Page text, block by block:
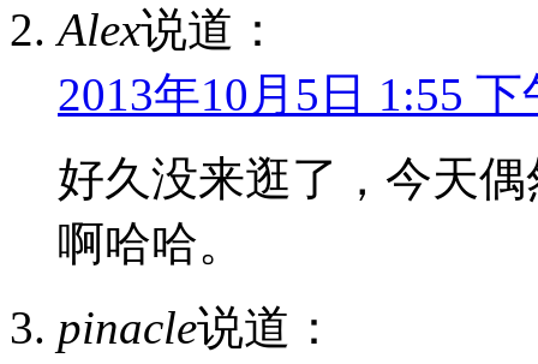
Alex说道：
2013年10月5日 1:55 下
好久没来逛了，今天
啊哈哈。
pinacle说道：